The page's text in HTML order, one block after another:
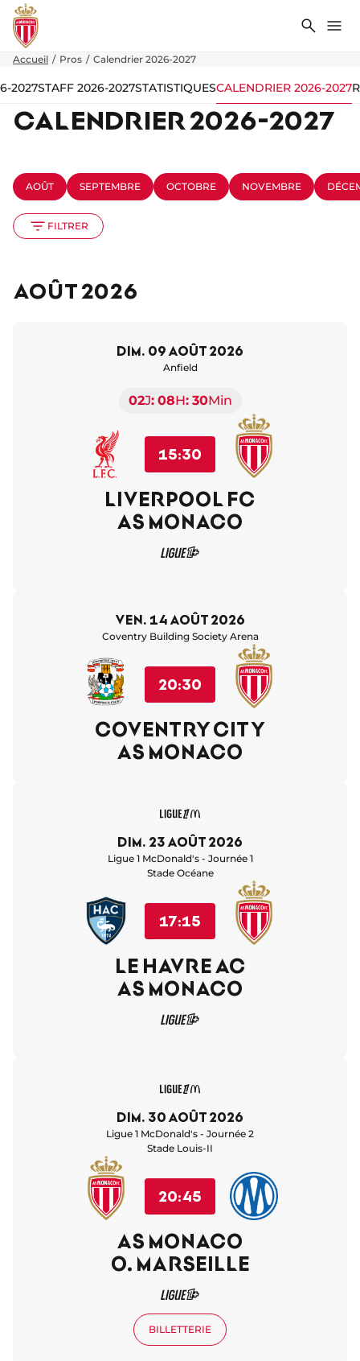
Accueil Pros Calendrier 2026-2027
2027STAFF 2026-2027STATISTIQUESCALENDRIER 2026-2027
CALENDRIER 2026-2027
AOÛT SEPTEMBRE OCTOBRE NOVEMBRE
FILTRER
Août 2026
dim. 09 août 2026
Anfield
02J 08H 30Min
15:30
LIVERPOOL FC
AS MONACO
ven. 14 août 2026
Coventry Building Society Arena
20:30
COVENTRY CITY
AS MONACO
dim. 23 août 2026
Ligue 1 McDonald's - Journée 1
Stade Océane
17:15
LE HAVRE AC
AS MONACO
dim. 30 août 2026
Ligue 1 McDonald's - Journée 2
Stade Louis-II
20:45
AS MONACO
O. MARSEILLE
BILLETTERIE